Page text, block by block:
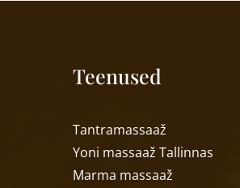
Teenused
Tantramassaaž
Yoni massaaž Tallinnas
Marma massaaž